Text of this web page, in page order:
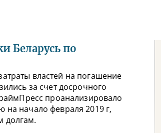
Беларусь по
властей на погашение
за счет досрочного
проанализировало
на начало февраля 2019 г,
долгам.